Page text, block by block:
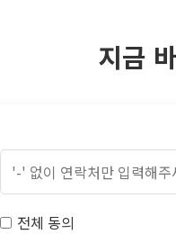
지금
전체 동의